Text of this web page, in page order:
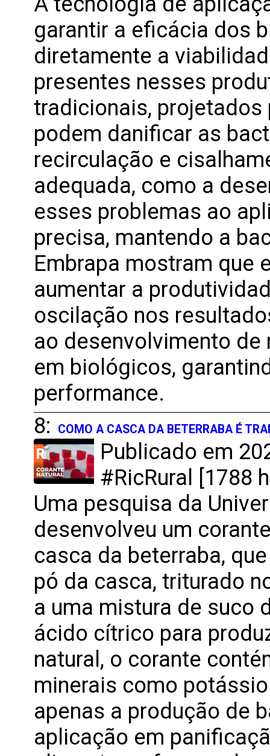
garantir a eficácia dos
diretamente a
presentes nesses
tradicionais,
podem danificar as
recirculação e
adequada, como a
esses problemas ao
precisa, mantendo a
Embrapa mostram que
aumentar a
oscilação nos
ao desenvolvimento
em biológicos,
performance.
8:
COMO A CASCA DA BETERRABA É
Publicado em
#RicRural [1788
Uma pesquisa da
desenvolveu um
casca da beterraba,
pó da casca, triturado
a uma mistura de suco
ácido cítrico para
natural, o corante
minerais como
apenas a produção de
aplicação em